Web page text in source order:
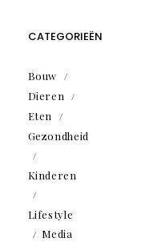
CATEGORIEËN
Bouw
Dieren
Eten
Gezondheid
Kinderen
Lifestyle
Media